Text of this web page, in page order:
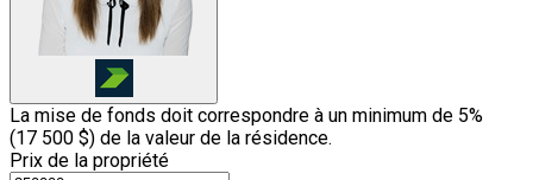
La mise de fonds doit correspondre à un minimum de 5%
(17 500 $) de la valeur de la résidence.
Prix de la propriété